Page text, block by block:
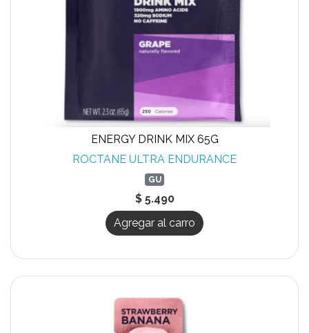
ENERGY DRINK MIX 65G
ROCTANE ULTRA ENDURANCE
GU
$ 5.490
Agregar al carro